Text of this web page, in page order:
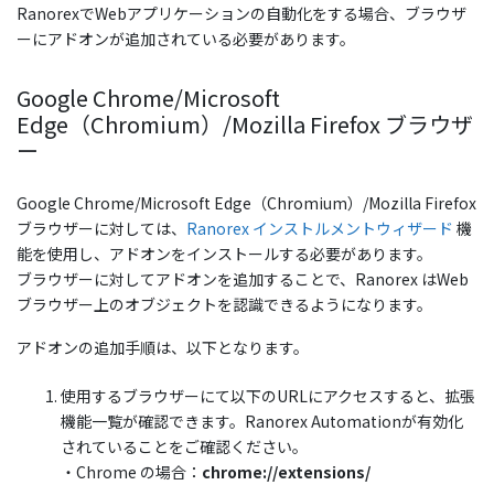
RanorexでWebアプリケーションの自動化をする場合、ブラウザ
ーにアドオンが追加されている必要があります。
Google Chrome/Microsoft
Edge（Chromium）/Mozilla Firefox ブラウザ
ー
Google Chrome/Microsoft Edge（Chromium）/Mozilla Firefox
ブラウザーに対しては、 Ranorex インストルメントウィザード 機
能を使用し、アドオンをインストールする必要があります。
ブラウザーに対してアドオンを追加することで、Ranorex はWeb
ブラウザー上のオブジェクトを認識できるようになります。
アドオンの追加手順は、以下となります。
使用するブラウザーにて以下のURLにアクセスすると、拡張
機能一覧が確認できます。Ranorex Automationが有効化
されていることをご確認ください。
・Chrome の場合： chrome://extensions/